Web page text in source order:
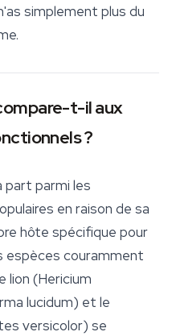
simplement plus du
t-il aux
?
part parmi les
en raison de sa
hôte spécifique pour
espèces couramment
lion (Hericium
lucidum) et le
versicolor) se